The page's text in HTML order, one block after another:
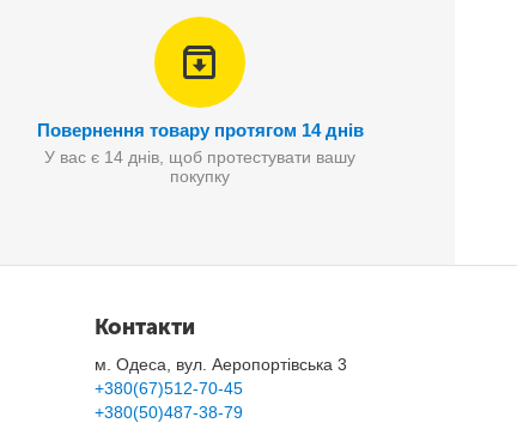
живете в гуртожитку або переїжджаєте.
Повернення товару протягом 14 днів
У вас є 14 днів, щоб протестувати вашу
покупку
Контакти
м. Одеса, вул. Аеропортівська 3
+380(67)512-70-45
+380(50)487-38-79